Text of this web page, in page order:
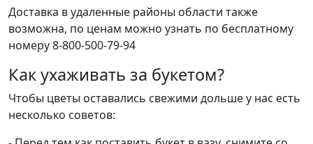
Доставка в удаленные районы области также
возможна, по ценам можно узнать по бесплатному
номеру 8-800-500-79-94
Как ухаживать за букетом?
Чтобы цветы оставались свежими дольше у нас есть
несколько советов: